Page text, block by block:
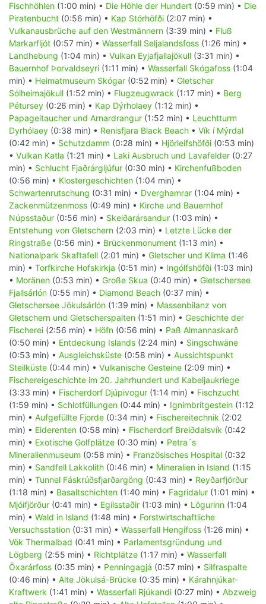
Fischhöhlen (1:00 min) • Die Höhle der Hundert (0:59 min) • Die
Piratenbucht (0:56 min) • Kap Stórhöfði (2:07 min) •
Vulkanausbrüche auf den Westmännern (3:39 min) • Fluß
Markarfljót (0:57 min) • Wasserfall Seljalandsfoss (1:26 min) •
Landhebung (1:04 min) • Vulkan Eyjafjallajökull (3:31 min) •
Bauernhof Þorvaldseyri (1:11 min) • Wasserfall Skógafoss (1:04
min) • Heimatmuseum Skógar (0:52 min) • Gletscher
Sólheimajökull (1:52 min) • Flugzeugwrack (1:17 min) • Berg
Pétursey (0:26 min) • Kap Dýrholaey (1:12 min) •
Papageitaucher und Arnardrangur (1:52 min) • Leuchtturm
Dyrhólaey (0:38 min) • Renisfjara Black Beach • Vík í Mýrdal
(0:42 min) • Schutzdamm (0:28 min) • Hjörleifshöfði (0:53 min)
• Vulkan Katla (1:21 min) • Laki Ausbruch und Lavafelder (0:27
min) • Schlucht Fjaðrárgljúfur (0:30 min) • Kirchenfußboden
(0:56 min) • Klostergeschichten (1:04 min) •
Schwartenrutschung (0:31 min) • Dverghamrar (1:04 min) •
Zackenmützenmoss (0:49 min) • Kirche und Bauernhof
Núpsstaður (0:56 min) • Skeiðarársandur (1:03 min) •
Entstehung von Gletschern (2:03 min) • Letzte Lücke der
Ringstraße (0:56 min) • Brückenmonument (1:13 min) •
Nationalpark Skaftafell (2:01 min) • Gletscher und Klima (1:46
min) • Torfkirche Hofskirkja (0:51 min) • Ingólfshöfði (1:03 min)
• Moränen (0:53 min) • Große Skua (0:40 min) • Gletschersee
Fjallsárlón (0:55 min) • Diamond Beach (0:37 min) •
Gletschersee Jökulsárlón (1:39 min) • Massenbilanz von
Gletschern und Gletscherspalten (1:51 min) • Geschichte der
Fischerei (2:56 min) • Höfn (0:56 min) • Paß Almannaskarð
(0:50 min) • Entdeckung Islands (2:24 min) • Singschwäne
(0:53 min) • Ausgleichsküste (0:58 min) • Aussichtspunkt
Steilküste (0:44 min) • Vulkanische Gesteine (2:09 min) •
Fischereigeschichte im 20. Jahrhundert und Kabeljaukriege
(3:33 min) • Fischerdorf Djúpivogur (1:14 min) • Fischzucht
(1:59 min) • Schlotfüllungen (0:44 min) • Ignimbritgestein (1:12
min) • Aufgefüllte Fjorde (0:34 min) • Fischereitechnik (2:02
min) • Eiderenten (0:58 min) • Fischerdorf Breiðdalsvík (0:42
min) • Exotische Golfplätze (0:30 min) • Petra´s
Mineralienmuseum (0:58 min) • Französisches Hospital (0:32
min) • Sandfell Lakkolith (0:46 min) • Mineralien in Island (1:15
min) • Tunnel Fáskrúðsfjarðargöng (0:43 min) • Reyðarfjörður
(1:18 min) • Basaltschichten (1:40 min) • Fagridalur (1:01 min) •
Mjóifjörður (0:41 min) • Egilsstaðir (1:03 min) • Lögurinn (1:04
min) • Wald in Island (1:48 min) • Forstwirtschaftliche
Versuchsstation (0:31 min) • Wasserfall Hengifoss (1:26 min) •
Vök Thermalbad (0:41 min) • Parlamentsgründung und
Lögberg (2:55 min) • Richtplätze (1:17 min) • Wasserfall
Öxarárfoss (0:35 min) • Penningagjá (0:57 min) • Silfraspalte
(0:46 min) • Alte Jökulsá-Brücke (0:35 min) • Kárahnjúkar-
Kraftwerk (1:41 min) • Wasserfall Rjúkandi (0:27 min) • Abzweig